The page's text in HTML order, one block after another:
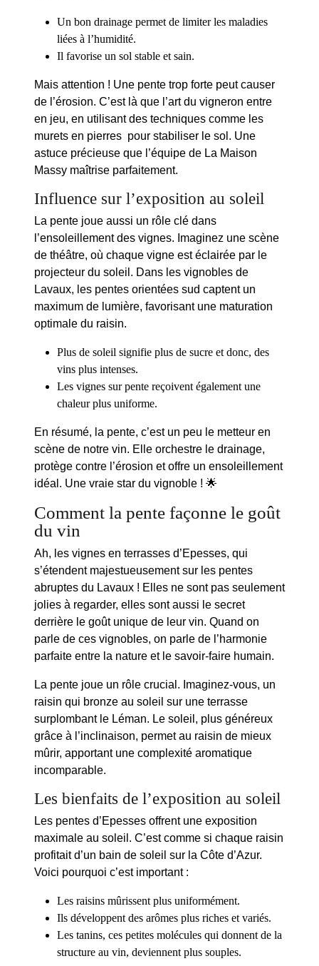
Un bon drainage permet de limiter les maladies
liées à l’humidité.
Il favorise un sol stable et sain.
Mais attention ! Une pente trop forte peut causer
de l’érosion. C’est là que l’art du vigneron entre
en jeu, en utilisant des techniques comme les
murets en pierres pour stabiliser le sol. Une
astuce précieuse que l’équipe de La Maison
Massy maîtrise parfaitement.
Influence sur l’exposition au soleil
La pente joue aussi un rôle clé dans
l’ensoleillement des vignes. Imaginez une scène
de théâtre, où chaque vigne est éclairée par le
projecteur du soleil. Dans les vignobles de
Lavaux, les pentes orientées sud captent un
maximum de lumière, favorisant une maturation
optimale du raisin.
Plus de soleil signifie plus de sucre et donc, des
vins plus intenses.
Les vignes sur pente reçoivent également une
chaleur plus uniforme.
En résumé, la pente, c’est un peu le metteur en
scène de notre vin. Elle orchestre le drainage,
protège contre l’érosion et offre un ensoleillement
idéal. Une vraie star du vignoble ! 🌟
Comment la pente façonne le goût
du vin
Ah, les vignes en terrasses d’Epesses, qui
s’étendent majestueusement sur les pentes
abruptes du Lavaux ! Elles ne sont pas seulement
jolies à regarder, elles sont aussi le secret
derrière le goût unique de leur vin. Quand on
parle de ces vignobles, on parle de l’harmonie
parfaite entre la nature et le savoir-faire humain.
La pente joue un rôle crucial. Imaginez-vous, un
raisin qui bronze au soleil sur une terrasse
surplombant le Léman. Le soleil, plus généreux
grâce à l’inclinaison, permet au raisin de mieux
mûrir, apportant une complexité aromatique
incomparable.
Les bienfaits de l’exposition au soleil
Les pentes d’Epesses offrent une exposition
maximale au soleil. C’est comme si chaque raisin
profitait d’un bain de soleil sur la Côte d’Azur.
Voici pourquoi c’est important :
Les raisins mûrissent plus uniformément.
Ils développent des arômes plus riches et variés.
Les tanins, ces petites molécules qui donnent de la
structure au vin, deviennent plus souples.